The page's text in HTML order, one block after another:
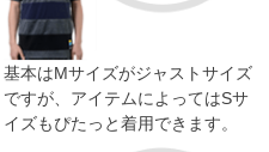
基本はMサイズがジャストサイズ
ですが、アイテムによってはSサ
イズもぴたっと着用できます。